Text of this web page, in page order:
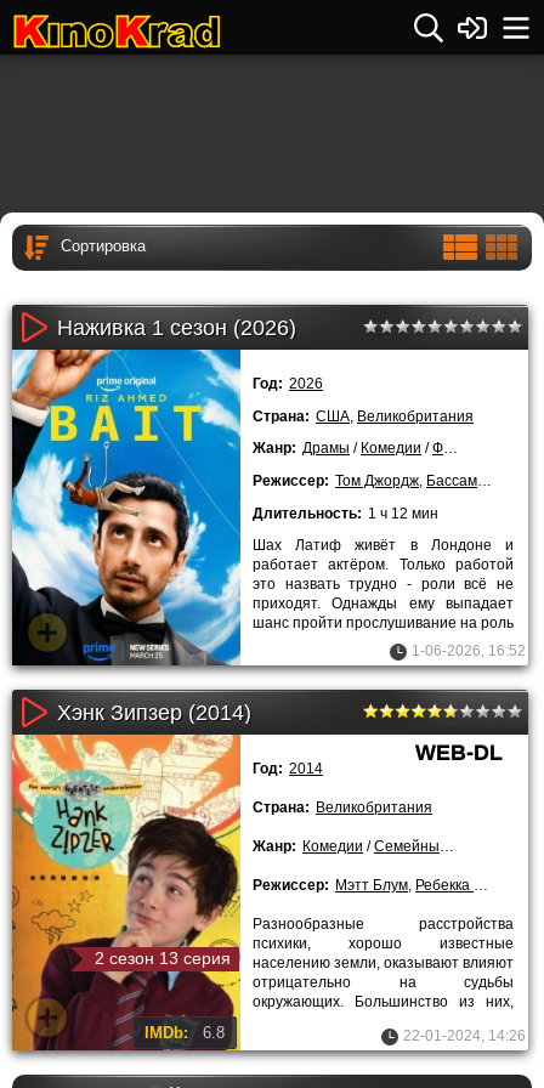
Наживка 1 сезон (2026)
Год: 2026
Страна: США Великобритания
Жанр: Драмы / Комедии /Фантастика
Режиссер: Том Джордж, Бассам Тарик
Длительность: 1 ч 12 мин
Шах Латиф живёт в Лондоне и
работает актёром. Только работой
это назвать трудно - роли всё не
приходят. Однажды ему выпадает
шанс пройти прослушивание на роль
Джеймса Бонда. Это та самая1-06-2026, 16:52
Хэнк Зипзер (2014)
2 сезон 13 серия
IMDb: 6.8
WEB-DL
Год: 2014
Страна: Великобритания
Жанр: Комедии /Семейные /
Режиссер: Мэтт Блум, Ребекка Рукрофт
Разнообразные расстройства
психики, хорошо известные
населению земли, оказывают влияют
отрицательно на судьбы
окружающих. Большинство из них,
22-01-2024, 14:26